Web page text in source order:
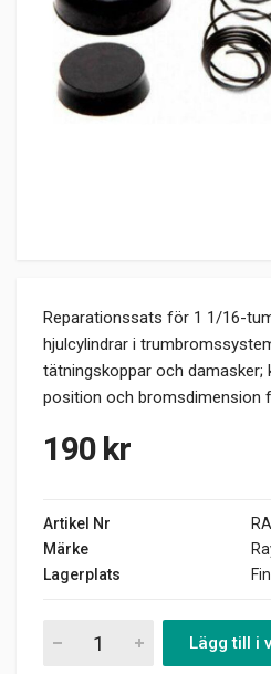
Reparationssats för 1 1/16-
hjulcylindrar i
tätningskoppar och damasker;
position och bromsdimension
190 kr
Artikel Nr
Märke
Lagerplats
Lägg till i